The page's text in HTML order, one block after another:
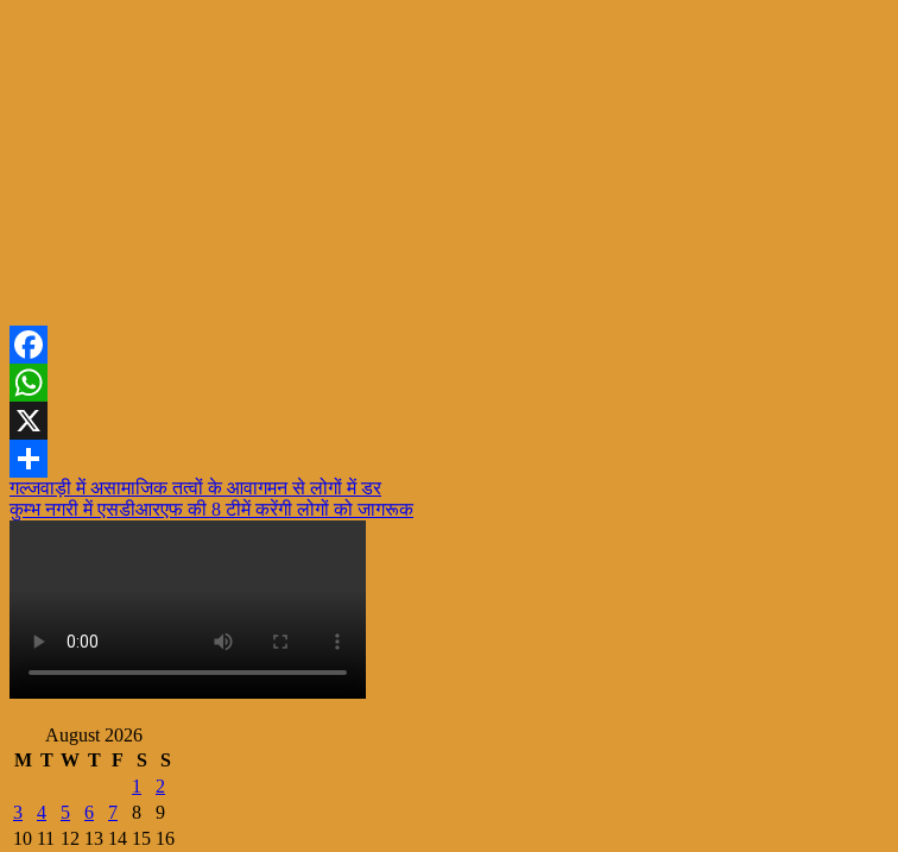
Facebook
WhatsApp
X
Share
Post
navigation
गल्जवाड़ी में असामाजिक तत्वों के आवागमन से लोगों में डर
कुम्भ नगरी में एसडीआरएफ की 8 टीमें करेंगी लोगों को जागरूक
August 2026
M T W T F S
S
1
2
3
4 5 6 7 8
9
10 11 12 13 14 15 16